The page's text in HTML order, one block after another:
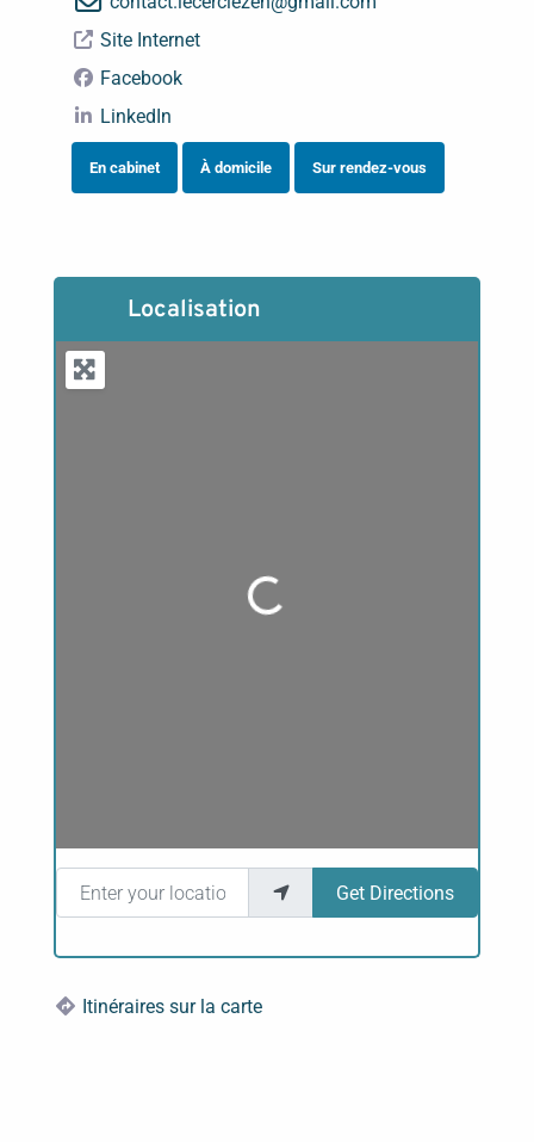
Site Internet
Facebook
LinkedIn
En cabinet À domicile Sur rendez-vous
Localisation
Loading...
Enter your location
Get Directions
Itinéraires sur la carte